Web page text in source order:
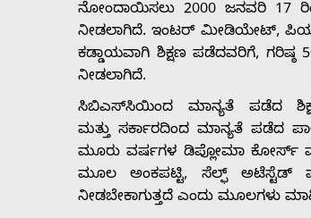
Contact
ನೋಂದಾಯಿಸಲು 2000 ಜನವರಿ 17
ನೀಡಲಾಗಿದೆ. ಇಂಟರ್ ಮೀಡಿಯೇಟ್,
ಕಡ್ಡಾಯವಾಗಿ ಶಿಕ್ಷಣ ಪಡೆದವರಿಗೆ,
ನೀಡಲಾಗಿದೆ.
ಸಿಬಿಎಸ್‌ಸಿಯಿಂದ ಮಾನ್ಯತೆ ಪಡೆದ
ಮತ್ತು ಸರ್ಕಾರದಿಂದ ಮಾನ್ಯತೆ ಪಡೆದ
ಮೂರು ವರ್ಷಗಳ ಡಿಪ್ಲೋಮಾ ಕೋರ್ಸ್
ಮೂಲ ಅಂಕಪಟ್ಟಿ, ಸೆಲ್ಫ್ ಅಟೆಸ್ಟೆಡ್
ನೀಡಬೇಕಾಗುತ್ತದೆ ಎಂದು ಮೂಲಗಳು